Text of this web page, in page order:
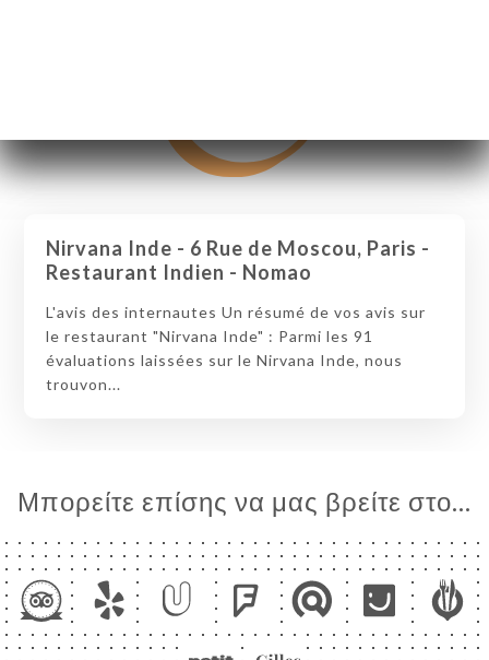
Nirvana Inde - 6 Rue de Moscou, Paris -
Restaurant Indien - Nomao
L'avis des internautes Un résumé de vos avis sur
le restaurant "Nirvana Inde" : Parmi les 91
évaluations laissées sur le Nirvana Inde, nous
trouvon...
Μπορείτε επίσης να μας βρείτε στο...